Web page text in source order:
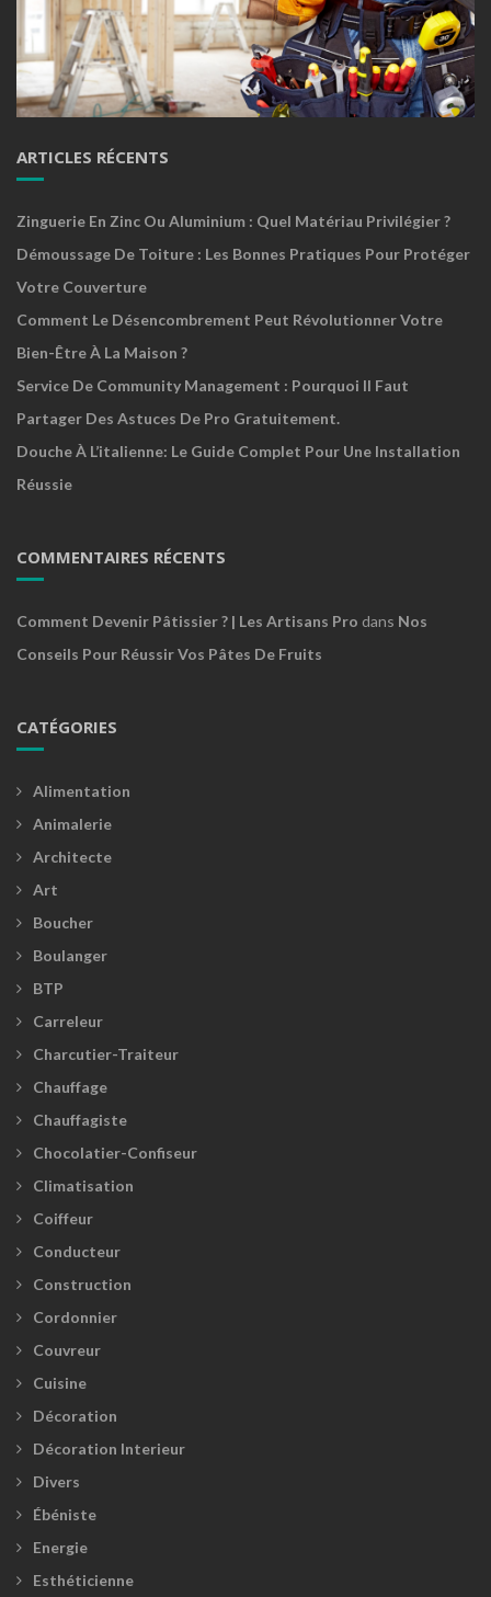
ARTICLES RÉCENTS
Zinguerie En Zinc Ou Aluminium : Quel Matériau Privilégier ?
Démoussage De Toiture : Les Bonnes Pratiques Pour Protéger
Votre Couverture
Comment Le Désencombrement Peut Révolutionner Votre
Bien-Être À La Maison ?
Service De Community Management : Pourquoi Il Faut
Partager Des Astuces De Pro Gratuitement.
Douche À L’italienne: Le Guide Complet Pour Une Installation
Réussie
COMMENTAIRES RÉCENTS
Comment Devenir Pâtissier ? | Les Artisans Pro dans Nos
Conseils Pour Réussir Vos Pâtes De Fruits
CATÉGORIES
Alimentation
Animalerie
Architecte
Art
Boucher
Boulanger
BTP
Carreleur
Charcutier-Traiteur
Chauffage
Chauffagiste
Chocolatier-Confiseur
Climatisation
Coiffeur
Conducteur
Construction
Cordonnier
Couvreur
Cuisine
Décoration
Décoration Interieur
Divers
Ébéniste
Energie
Esthéticienne